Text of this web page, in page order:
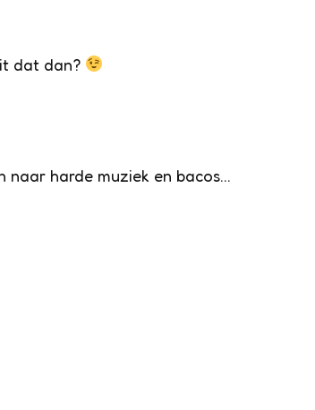
dat dan?
naar harde muziek en bacos…